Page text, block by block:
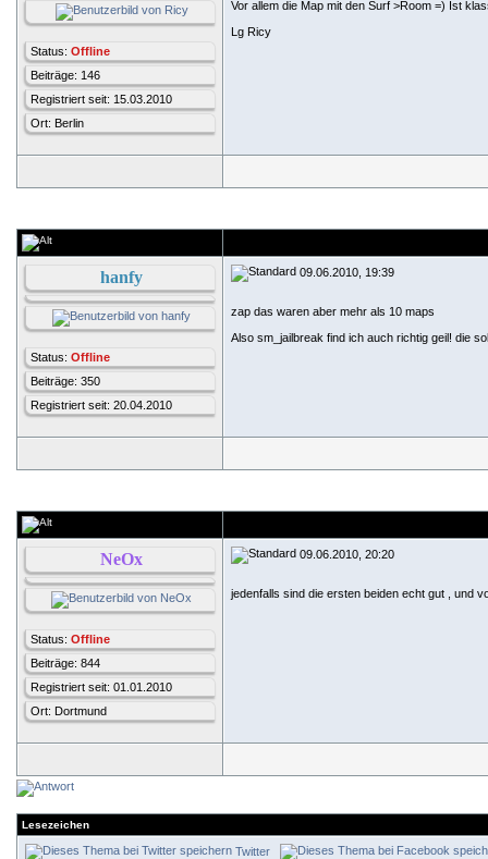
Status: Offline
Beiträge: 146
Registriert seit: 15.03.2010
Ort: Berlin
Vor allem die Map mit den Surf >Room =) Ist
Lg Ricy
hanfy
Status: Offline
Beiträge: 350
Registriert seit: 20.04.2010
09.06.2010, 19:39
zap das waren aber mehr als 10 maps
Also sm_jailbreak find ich auch richtig geil! die
NeOx
Status: Offline
Beiträge: 844
Registriert seit: 01.01.2010
Ort: Dortmund
09.06.2010, 20:20
jedenfalls sind die ersten beiden echt gut , und
Lesezeichen
Twitter